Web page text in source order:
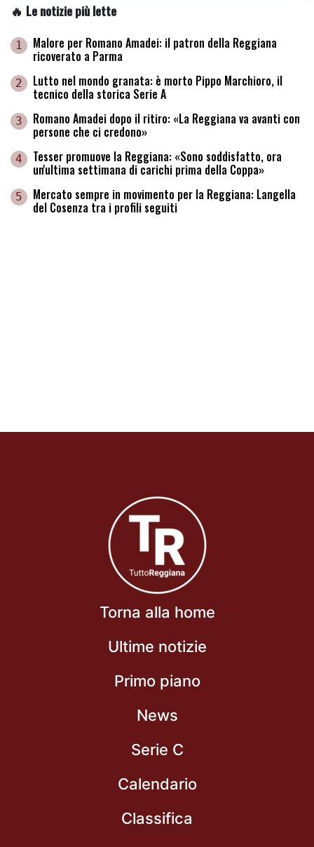
🔥 Le notizie più lette
1 Malore per Romano Amadei: il patron della Reggiana
ricoverato a Parma
2 Lutto nel mondo granata: è morto Pippo Marchioro, il
tecnico della storica Serie A
3 Romano Amadei dopo il ritiro: «La Reggiana va avanti con
persone che ci credono»
4 Tesser promuove la Reggiana: «Sono soddisfatto, ora
un'ultima settimana di carichi prima della Coppa»
5 Mercato sempre in movimento per la Reggiana: Langella
del Cosenza tra i profili seguiti
Torna alla home
Ultime notizie
Primo piano
News
Serie C
Calendario
Classifica